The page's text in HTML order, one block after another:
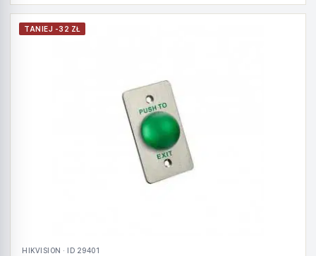
TANIEJ -32 ZŁ
HIKVISION · ID 29401